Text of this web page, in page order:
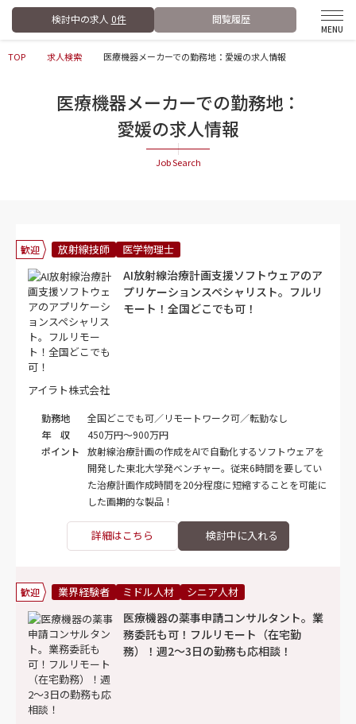
検討中の求人 0件 閲覧履歴
TOP 求人検索 医療機器メーカーでの勤務地：愛媛の求人情報
医療機器メーカーでの勤務地：
愛媛の求人情報
歓迎 放射線技師 医学物理士
AI放射線治療計画支援ソフトウェアのア
プリケーションスペシャリスト。フルリ
モート！全国どこでも可！
アイラト株式会社
勤務地
全国どこでも可／リモートワーク可／転勤なし
年 収
450万円～900万円
ポイント
放射線治療計画の作成をAIで自動化するソフトウェアを
開発した東北大学発ベンチャー。従来6時間を要してい
た治療計画作成時間を20分程度に短縮することを可能に
した画期的な製品！
詳細はこちら
歓迎 業界経験者 ミドル人材 シニア人材
医療機器の薬事申請コンサルタント。業
務委託も可！フルリモート（在宅勤
務）！週2～3日の勤務も応相談！